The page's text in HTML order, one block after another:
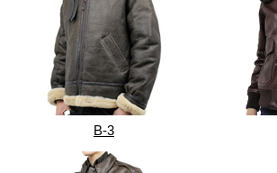
B-3